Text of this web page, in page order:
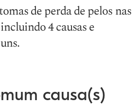
de perda de pelos nas
4 causas e
causa(s)